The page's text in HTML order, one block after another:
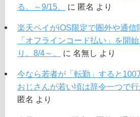
る。～9/15。
に 匿名 より
楽天ペイがiOS限定で圏外や通信
「オフラインコード払い」を開
り。8/4～。
に 名無し より
今なら若者が「転勤」すると100
おじさんが若い頃は辞令一つで行
匿名 より